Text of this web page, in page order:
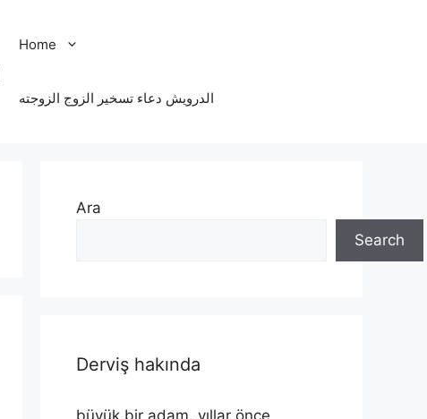
Home
الدرویش دعاء تسخير الزوج الزوجته
Ara
Search
Derviş hakında
büyük bir adam, yıllar önce